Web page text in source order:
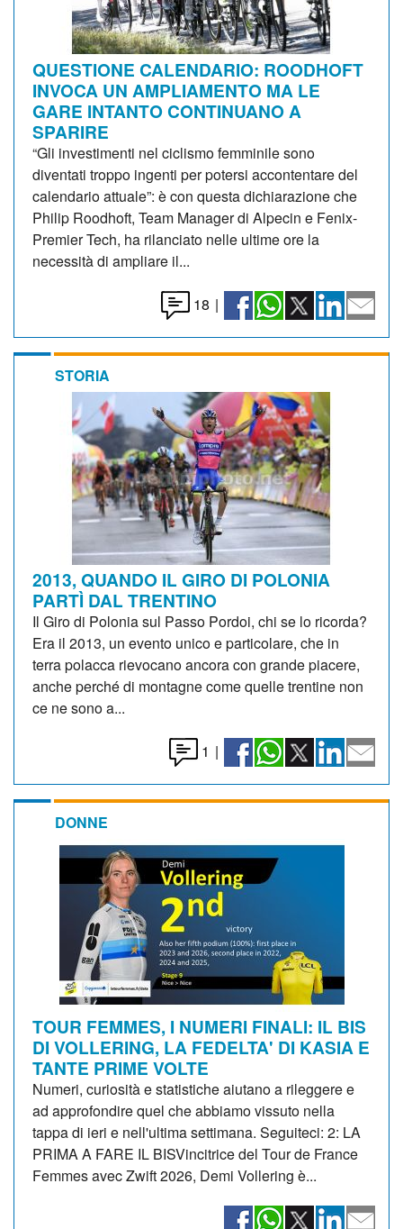
QUESTIONE CALENDARIO: ROODHOFT
INVOCA UN AMPLIAMENTO MA LE
GARE INTANTO CONTINUANO A
SPARIRE
“Gli investimenti nel ciclismo femminile sono
diventati troppo ingenti per potersi accontentare del
calendario attuale”: è con questa dichiarazione che
Philip Roodhoft, Team Manager di Alpecin e Fenix-
Premier Tech, ha rilanciato nelle ultime ore la
necessità di ampliare il...
18 |
STORIA
2013, QUANDO IL GIRO DI POLONIA
PARTÌ DAL TRENTINO
Il Giro di Polonia sul Passo Pordoi, chi se lo ricorda?
Era il 2013, un evento unico e particolare, che in
terra polacca rievocano ancora con grande piacere,
anche perché di montagne come quelle trentine non
ce ne sono a...
1 |
DONNE
TOUR FEMMES, I NUMERI FINALI: IL BIS
DI VOLLERING, LA FEDELTA' DI KASIA E
TANTE PRIME VOLTE
Numeri, curiosità e statistiche aiutano a rileggere e
ad approfondire quel che abbiamo vissuto nella
tappa di ieri e nell'ultima settimana. Seguiteci: 2: LA
PRIMA A FARE IL BISVincitrice del Tour de France
Femmes avec Zwift 2026, Demi Vollering è...